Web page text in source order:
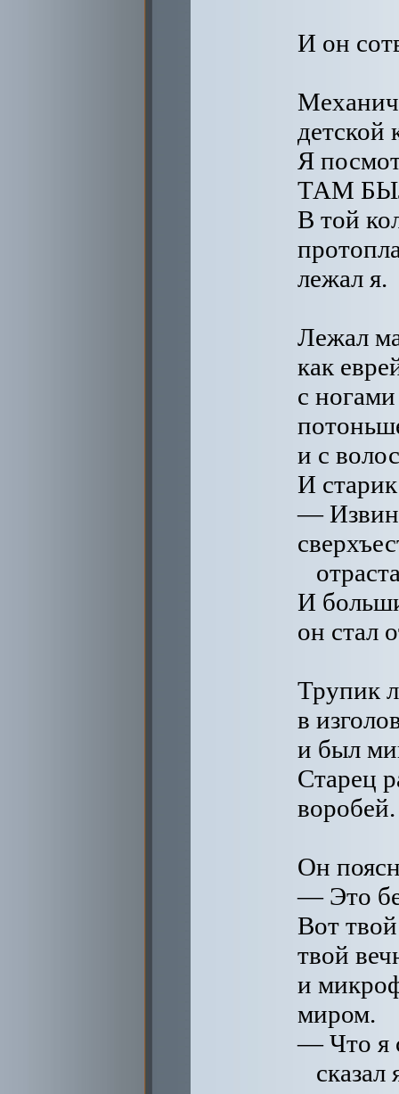
И он
детской
Я
ТАМ
В той
лежал я.
Лежал
как
с
и с
И
—
И
он стал
Трупик
в
и был
Старец
воробей.
Он
— Это
Вот
твой
и
миром.
— Что я
сказал